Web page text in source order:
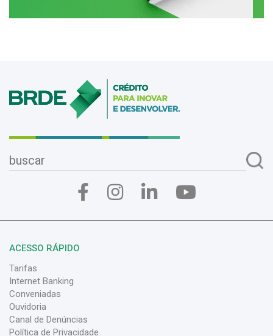
ACESSO RÁPIDO
Tarifas
Internet Banking
Conveniadas
Ouvidoria
Canal de Denúncias
Política de Privacidade